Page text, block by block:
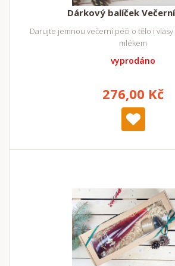
Dárkový balíček
Darujte jemnou večerní péči o tělo i
mlékem
vyprodáno
276,00 Kč